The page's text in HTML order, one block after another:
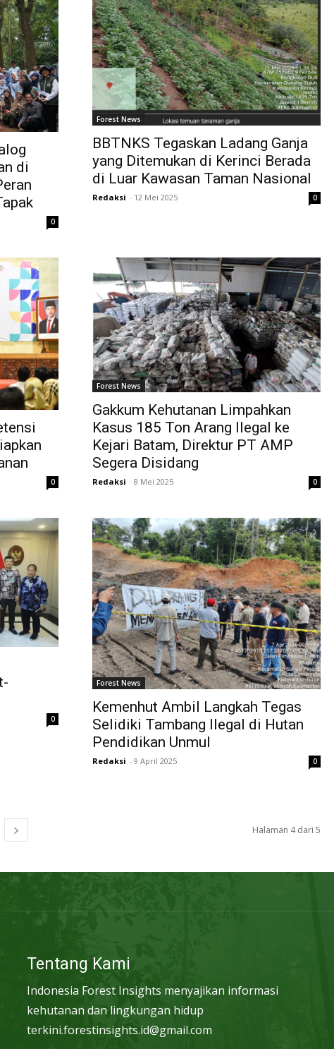
di
0
Forest News
BBTNKS Tegaskan Ladang Ganja
yang Ditemukan di Kerinci Berada
di Luar Kawasan Taman Nasional
Redaksi - 12 Mei 2025 0
0
Forest News
Gakkum Kehutanan Limpahkan
Kasus 185 Ton Arang Ilegal ke
Kejari Batam, Direktur PT AMP
Segera Disidang
Redaksi - 8 Mei 2025 0
0
Forest News
Kemenhut Ambil Langkah Tegas
Selidiki Tambang Ilegal di Hutan
Pendidikan Unmul
Redaksi - 9 April 2025 0
Halaman 4 dari 5
Tentang Kami
Indonesia Forest Insights menyajikan informasi
kehutanan dan lingkungan hidup
terkini.forestinsights.id@gmail.com